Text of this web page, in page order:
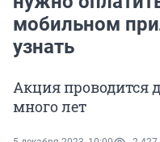
мобильном
узнать
Акция проводится
много лет